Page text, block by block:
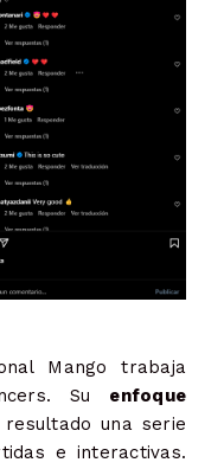
Mango trabaja
Su enfoque
una serie
e interactivas.